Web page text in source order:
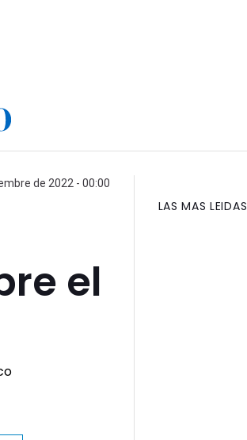
de 2022 - 00:00
el
LAS MAS LEIDAS